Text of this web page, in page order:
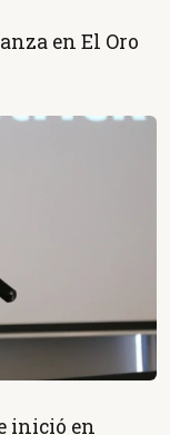
en El Oro
inició en